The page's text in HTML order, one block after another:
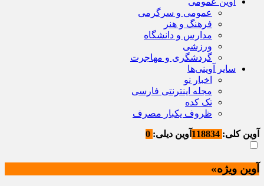
عمومی و سرگرمی
فرهنگ و هنر
مدارس و دانشگاه
ورزشی
گردشگری و مهاجرت
سایر آوینی‌ها
اخبار نو
مجله اینترنتی فارسی
تک کده
ظروف یکبار مصرف
آوین کلی: آوین دیلی:
آوین ویژه»